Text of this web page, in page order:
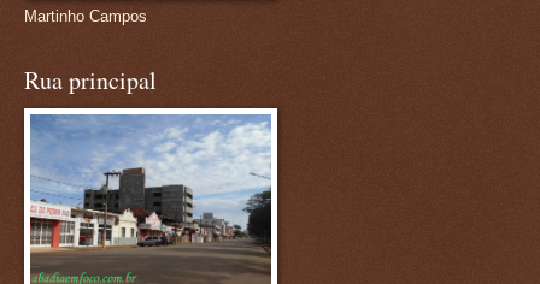
Martinho Campos
Rua principal